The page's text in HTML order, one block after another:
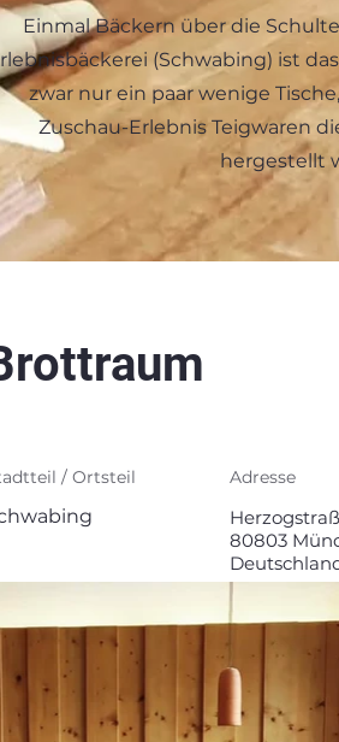
Einmal Bäckern über die
(Schwabing) ist
zwar nur ein paar wenige
Zuschau-Erlebnis Teigwaren
hergestellt
/ Ortsteil Adresse
80803